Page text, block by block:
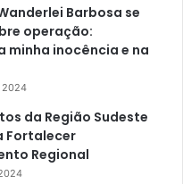
Barbosa se
operação:
minha inocência e na
2024
da Região Sudeste
Fortalecer
Regional